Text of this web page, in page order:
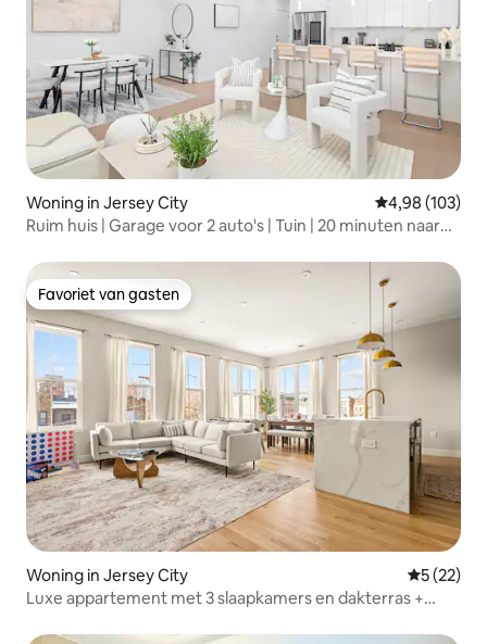
Woning in Jersey City Gemiddelde
4,98 (103)
Ruim huis | Garage voor 2 auto's | Tuin | 20 minuten naar
Favoriet van gasten
Favoriet van gasten
Woning in Jersey City
5 (22)
Luxe appartement met 3 slaapkamers en dakterras +